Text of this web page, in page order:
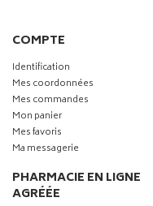
COMPTE
Identification
Mes coordonnées
Mes commandes
Mon panier
Mes favoris
Ma messagerie
PHARMACIE EN LIGNE
AGRÉÉE